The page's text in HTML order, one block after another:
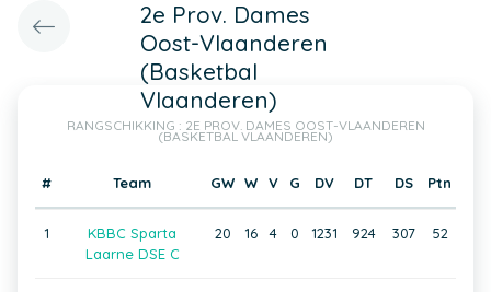
2e Prov. Dames
Oost-Vlaanderen
(Basketbal
Vlaanderen)
RANGSCHIKKING : 2E PROV. DAMES OOST-VLAANDEREN
(BASKETBAL VLAANDEREN)
# Team GW W V G DV DT DS Ptn
1
KBBC Sparta
Laarne DSE C
20 16 4 0 1231 924 307 52